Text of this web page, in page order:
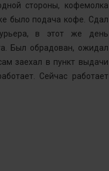
стороны, кофемолка
было подача кофе. Сдал
в этот же день
Был обрадован, ожидал
заехал в пункт выдачи
Сейчас работает